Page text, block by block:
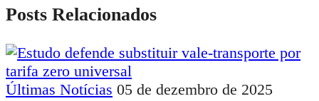
Posts Relacionados
Últimas Notícias 05 de dezembro de 2025